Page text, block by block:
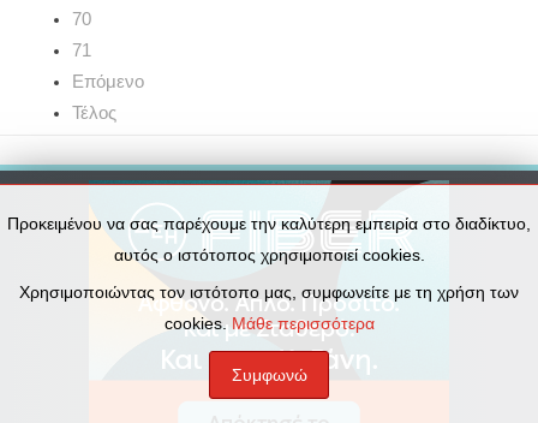
70
71
Επόμενο
Τέλος
Προκειμένου να σας παρέχουμε την καλύτερη εμπειρία στο διαδίκτυο,
αυτός ο ιστότοπος χρησιμοποιεί cookies.
Χρησιμοποιώντας τον ιστότοπο μας, συμφωνείτε με τη χρήση των
cookies. Μάθε περισσότερα
Συμφωνώ